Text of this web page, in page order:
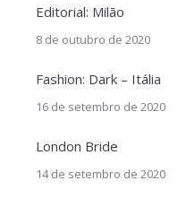
Editorial: Milão
8 de outubro de 2020
Fashion: Dark – Itália
16 de setembro de 2020
London Bride
14 de setembro de 2020